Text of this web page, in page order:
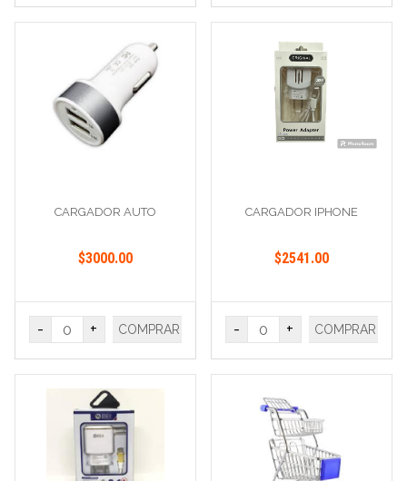
CARGADOR AUTO
$3000.00
- + COMPRAR
CARGADOR IPHONE
$2541.00
- + COMPRAR